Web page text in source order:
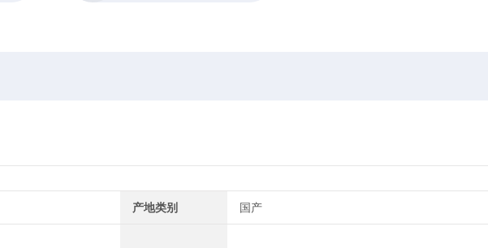
产地类别 国产